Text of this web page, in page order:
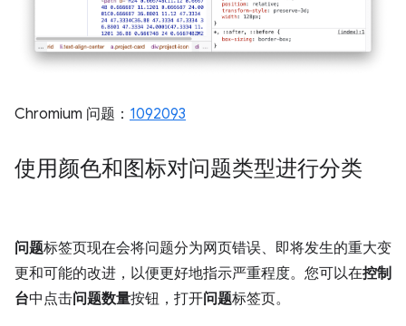
Chromium 问题： 1092093
使用颜色和图标对问题类型进行分类
问题标签页现在会将问题分为网页错误、即将发生的重大变
更和可能的改进，以便更好地指示严重程度。您可以在控制
台中点击问题数量按钮，打开问题标签页。